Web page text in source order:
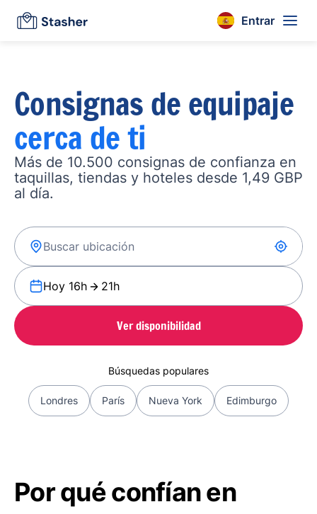
Entrar
Consignas de equipaje
cerca de ti
Más de 10.500 consignas de confianza en
taquillas, tiendas y hoteles desde 1,49 GBP
al día.
Hoy 16h 21h
Ver disponibilidad
Búsquedas populares
Londres París Nueva York Edimburgo
Por qué confían en